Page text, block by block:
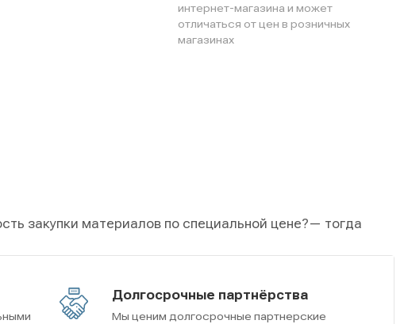
интернет-магазина и может
отличаться от цен в розничных
магазинах
закупки материалов по специальной цене?— тогда
Долгосрочные партнёрства
Мы ценим долгосрочные партнерские